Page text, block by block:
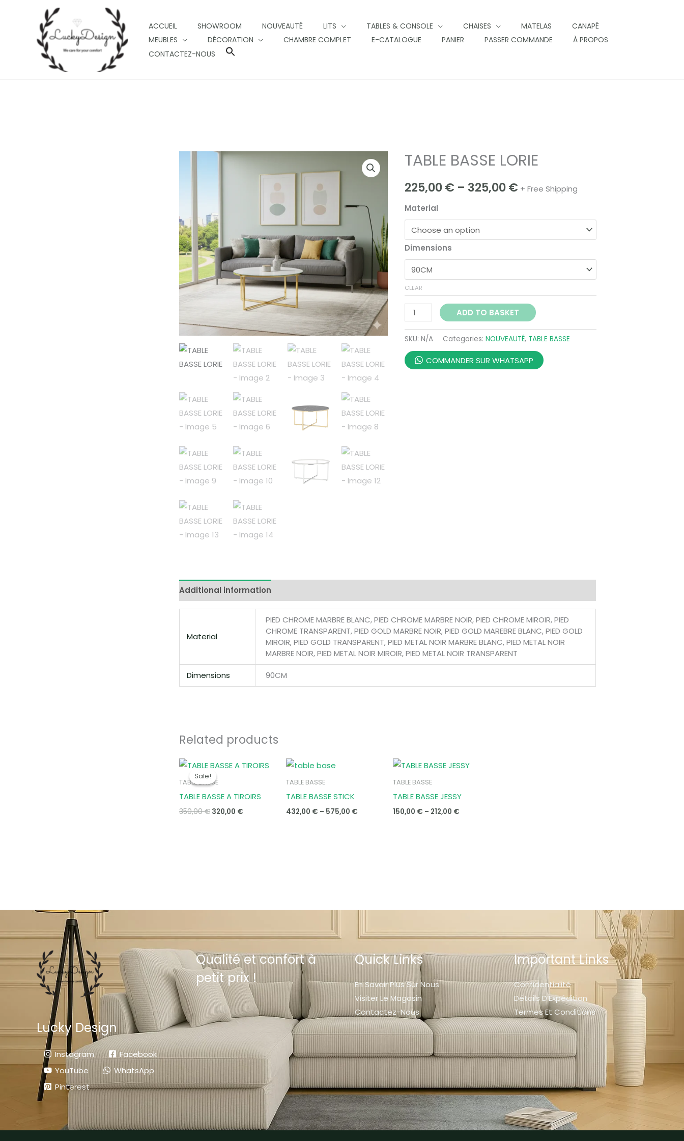
ACCUEIL SHOWROOM NOUVEAUTÉ LITS TABLES & CONSOLE CHAISES MATELAS
CANAPÉ
MEUBLES
DÉCORATION CHAMBRE COMPLET E-CATALOGUE PANIER PASSER COMMANDE
À PROPOS
CONTACTEZ-NOUS
TABLE BASSE LORIE
225,00€ – 325,00€
Price
range:
through
325,00 €
+ Free Shipping
Material
Dimensions
CLEAR
TABLE
LORIE
ADD TO BASKET
SKU: N/A Categories: NOUVEAUTÉ, TABLE BASSE
COMMANDER SUR WHATSAPP
Additional information
Material
PIED CHROME MARBRE BLANC, PIED CHROME MARBRE NOIR, PIED CHROME MIROIR, PIED
CHROME TRANSPARENT, PIED GOLD MARBRE NOIR, PIED GOLD MAREBRE BLANC, PIED GOLD
MIROIR, PIED GOLD TRANSPARENT, PIED METAL NOIR MARBRE BLANC, PIED METAL NOIR
MARBRE NOIR, PIED METAL NOIR MIROIR, PIED METAL NOIR TRANSPARENT
Dimensions 90CM
Related products
Sale!
Sale!
TABLE BASSE
TABLE BASSE A TIROIRS
350,00€
Original
price
was:
350,00 €.
320,00 €
Current
price
TABLE BASSE
TABLE BASSE STICK
432,00 € – 575,00 €
TABLE BASSE
TABLE BASSE JESSY
150,00 € – 212,00 €
Price
range:
212,00 €
Lucky Design
Instagram
Facebook
YouTube
WhatsApp
Pinterest
Qualité et confort à
petit prix !
Quick Links
En Savoir Plus Sur Nous
Visiter Le Magasin
Contactez-Nous
Important Links
Confidentialité
Détails D’Expédition
Termes Et Conditions